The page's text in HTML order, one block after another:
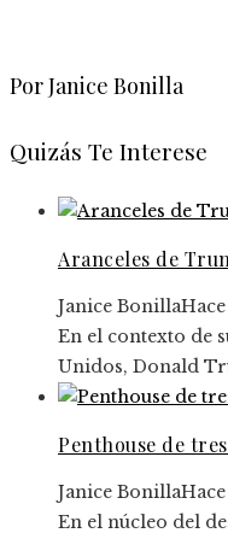
Por Janice Bonilla
Quizás Te Interese
Aranceles de
Janice Bonilla
En el contexto de
Unidos, Donald
Penthouse de
Janice Bonilla
En el núcleo del